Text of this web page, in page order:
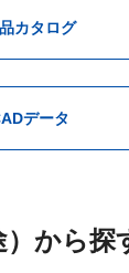
カタログ
データ
）から探